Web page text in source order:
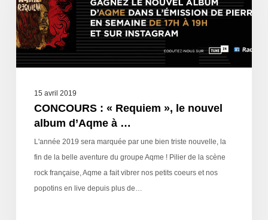
15 avril 2019
CONCOURS : « Requiem », le nouvel
album d’Aqme à …
L'année 2019 sera marquée par une bien triste nouvelle, la
fin de la belle aventure du groupe Aqme ! Pilier de la scène
rock française, Aqme a fait vibrer nos petits coeurs et nos
popotins en live depuis plus de…